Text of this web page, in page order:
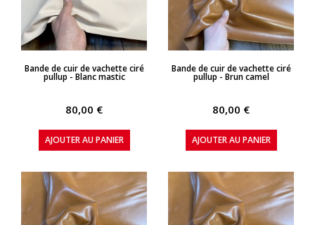
APERÇU RAPIDE
Bande de cuir de vachette ciré
pullup - Blanc mastic
80,00 €
AJOUTER AU PANIER
APERÇU RAPIDE
Bande de cuir de vachette ciré
pullup - Brun camel
80,00 €
AJOUTER AU PANIER